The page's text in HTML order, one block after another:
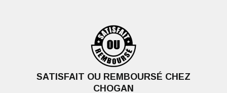
SATISFAIT OU REMBOURSÉ CHEZ
CHOGAN